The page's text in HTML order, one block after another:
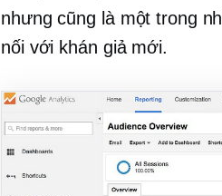
nhưng cũng là một trong
nối với khán giả mới.